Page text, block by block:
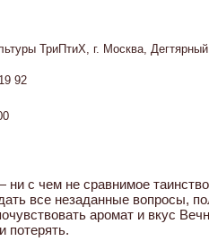
ТриПтиХ, г. Москва,
92
с чем не сравнимое
все незаданные вопросы,
аромат и вкус
потерять.